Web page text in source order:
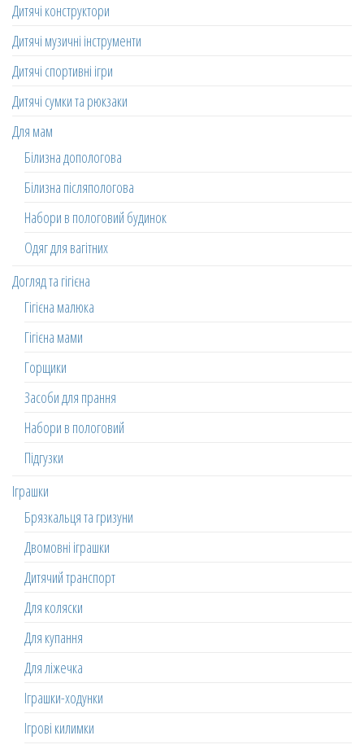
Дитячі конструктори
Дитячі музичні інструменти
Дитячі спортивні ігри
Дитячі сумки та рюкзаки
Для мам
Білизна допологова
Білизна післяпологова
Набори в пологовий будинок
Одяг для вагітних
Догляд та гігієна
Гігієна малюка
Гігієна мами
Горщики
Засоби для прання
Набори в пологовий
Підгузки
Іграшки
Брязкальця та гризуни
Двомовні іграшки
Дитячий транспорт
Для коляски
Для купання
Для ліжечка
Іграшки-ходунки
Ігрові килимки